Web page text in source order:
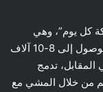
كل يوم”، وهي
تمارس 30 دقيقة من التمارين يوميًا، وتسعى للوصول إلى 8-10 آلاف
تدمج
من خلال المشي مع